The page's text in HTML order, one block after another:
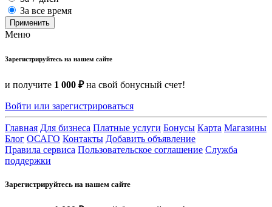
За все время
Применить
Меню
Зарегистрируйтесь на нашем сайте
и получите 1 000 ₽на свой бонусный счет!
Войти или зарегистрироваться
Главная Для бизнеса Платные услуги Бонусы Карта Магазины
Блог ОСАГО Контакты Добавить объявление
Правила сервиса Пользовательское соглашение Служба
поддержки
Зарегистрируйтесь на нашем сайте